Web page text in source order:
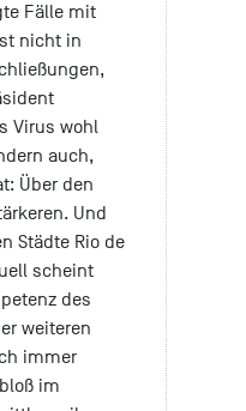
Fälle mit
nicht in
Virus wohl
auch,
Über den
Und
Städte Rio de
scheint
des
weiteren
immer
im